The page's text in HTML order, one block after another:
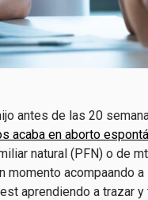
antes de las 20
acaba en aborto
natural (PFN) o de
momento acompaando
aprendiendo a trazar